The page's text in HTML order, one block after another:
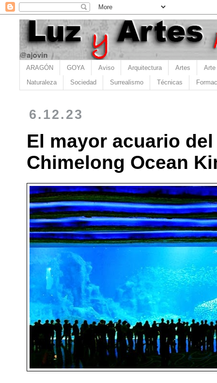
ARAGÓN GOYA Aviso Arquitectura Artes Arte
Naturaleza Sociedad Surrealismo Técnicas
6.12.23
El mayor acuario
Chimelong Ocean